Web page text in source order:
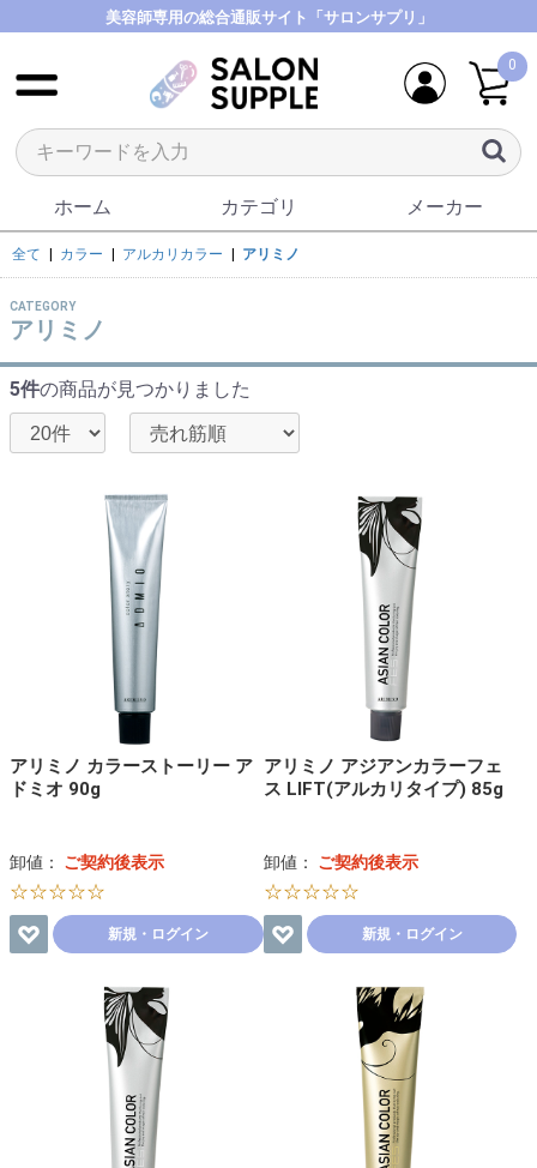
美容師専用の総合通販サイト「サロンサプリ」
0
ホーム カテゴリ メーカー
全て カラー アルカリカラー アリミノ
CATEGORY
アリミノ
5件の商品が見つかりました
アリミノ カラーストーリー ア
ドミオ 90g
卸値： ご契約後表示
☆☆☆☆☆
新規・ログイン
アリミノ アジアンカラーフェ
ス LIFT(アルカリタイプ) 85g
卸値： ご契約後表示
☆☆☆☆☆
新規・ログイン